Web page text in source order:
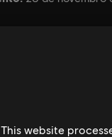
This website